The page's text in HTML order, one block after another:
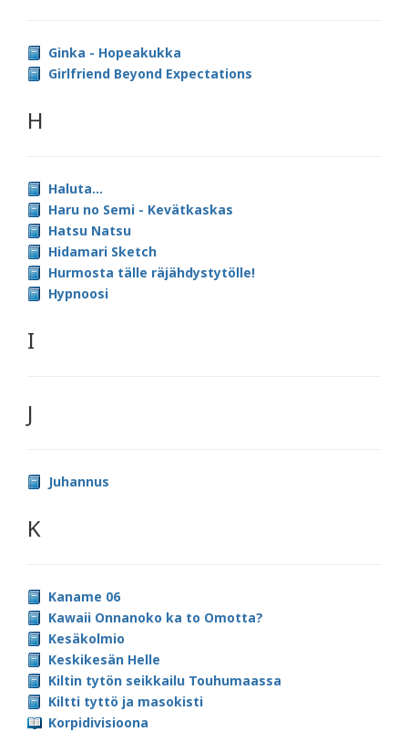
Ginka - Hopeakukka
Girlfriend Beyond Expectations
H
Haluta...
Haru no Semi - Kevätkaskas
Hatsu Natsu
Hidamari Sketch
Hurmosta tälle räjähdystytölle!
Hypnoosi
I
J
Juhannus
K
Kaname 06
Kawaii Onnanoko ka to Omotta?
Kesäkolmio
Keskikesän Helle
Kiltin tytön seikkailu Touhumaassa
Kiltti tyttö ja masokisti
Korpidivisioona